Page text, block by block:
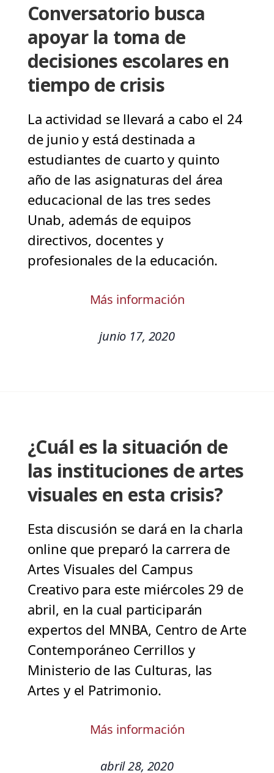
Conversatorio busca
apoyar la toma de
decisiones escolares en
tiempo de crisis
La actividad se llevará a cabo el 24
de junio y está destinada a
estudiantes de cuarto y quinto
año de las asignaturas del área
educacional de las tres sedes
Unab, además de equipos
directivos, docentes y
profesionales de la educación.
Más información
junio 17, 2020
¿Cuál es la situación de
las instituciones de artes
visuales en esta crisis?
Esta discusión se dará en la charla
online que preparó la carrera de
Artes Visuales del Campus
Creativo para este miércoles 29 de
abril, en la cual participarán
expertos del MNBA, Centro de Arte
Contemporáneo Cerrillos y
Ministerio de las Culturas, las
Artes y el Patrimonio.
Más información
abril 28, 2020